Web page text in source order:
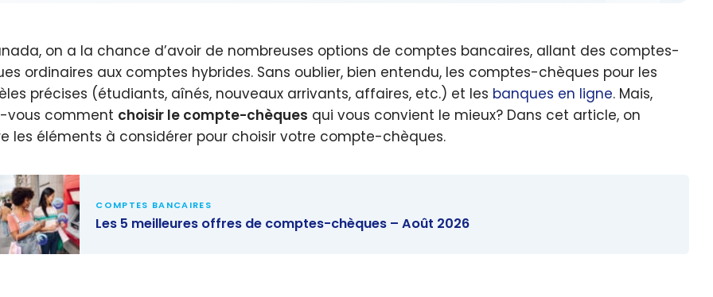
on a la chance d’avoir de nombreuses options de comptes bancaires, allant des comptes-
ordinaires aux comptes hybrides. Sans oublier, bien entendu, les comptes-chèques pour les
précises (étudiants, aînés, nouveaux arrivants, affaires, etc.) et les banques en ligne. Mais,
vous comment choisir le compte-chèques qui vous convient le mieux? Dans cet article, on
les éléments à considérer pour choisir votre compte-chèques.
COMPTES BANCAIRES
Les 5 meilleures offres de comptes-chèques – Août 2026